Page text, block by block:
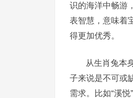
识的海洋中畅游
表智慧，意味着
得更加优秀。
从生肖兔本
子来说是不可或
需求。比如“溪